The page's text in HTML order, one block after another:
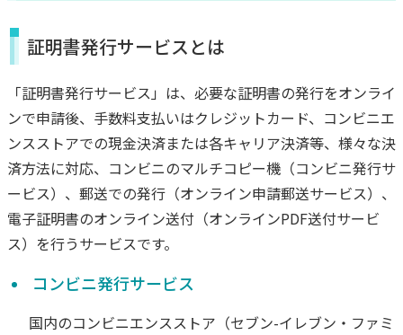
証明書発行サービスとは
「証明書発行サービス」は、必要な証明書の発行をオンライ
ンで申請後、手数料支払いはクレジットカード、コンビニエ
ンスストアでの現金決済または各キャリア決済等、様々な決
済方法に対応、コンビニのマルチコピー機（コンビニ発行サ
ービス）、郵送での発行（オンライン申請郵送サービス）、
電子証明書のオンライン送付（オンラインPDF送付サービ
ス）を行うサービスです。
コンビニ発行サービス
国内のコンビニエンスストア（セブン-イレブン・ファミ